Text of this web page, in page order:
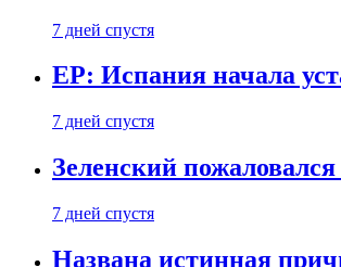
7 дней спустя
EP: Испания начала
7 дней спустя
Зеленский
7 дней спустя
Названа истинная